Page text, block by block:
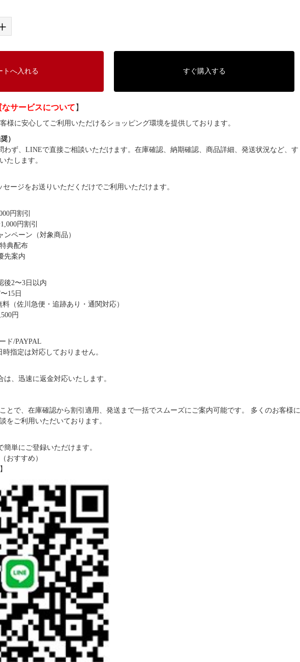
トへ入れる すぐ購入する
サービスについて 】
様に安心してご利用いただけるショッピング環境を提供しております。
）
わず、LINEで直接ご相談いただけます。在庫確認、納期確認、商品詳細、発送状況など、す
たします。
ージをお送りいただくだけでご利用いただけます。
円割引
円割引
ンペーン（対象商品）
典配布
先案内
後2〜3日以内
15日
料（佐川急便・追跡あり・通関対応）
円
ド/PAYPAL
指定は対応しておりません。
、迅速に返金対応いたします。
とで、在庫確認から割引適用、発送まで一括でスムーズにご案内可能です。 多くのお客様に
をご利用いただいております。
単にご登録いただけます。
おすすめ）